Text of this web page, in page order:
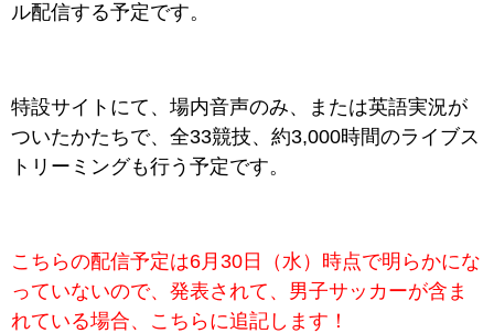
ル配信する予定です。
特設サイトにて、場内音声のみ、または英語実況が
ついたかたちで、全33競技、約3,000時間のライブス
トリーミングも行う予定です。
こちらの配信予定は6月30日（水）時点で明らかにな
っていないので、発表されて、男子サッカーが含ま
れている場合、こちらに追記します！